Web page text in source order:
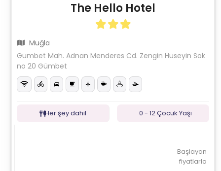
The Hello Hotel
Muğla
Gümbet Mah. Adnan Menderes Cd. Zengin Hüseyin Sok
no 20 Gümbet
Her şey dahil 0 - 12 Çocuk Yaşı
Başlayan
fiyatlarla